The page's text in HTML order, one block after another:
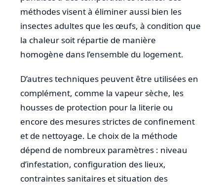
méthodes visent à éliminer aussi bien les
insectes adultes que les œufs, à condition que
la chaleur soit répartie de manière
homogène dans l’ensemble du logement.
D’autres techniques peuvent être utilisées en
complément, comme la vapeur sèche, les
housses de protection pour la literie ou
encore des mesures strictes de confinement
et de nettoyage. Le choix de la méthode
dépend de nombreux paramètres : niveau
d’infestation, configuration des lieux,
contraintes sanitaires et situation des